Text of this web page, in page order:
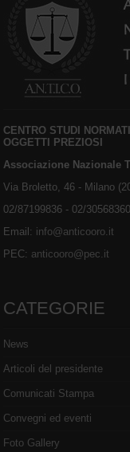
CENTRO STUDI
OGGETTI PREZIOSI
Associazione Nazionale
Via Broletto, 46 - Milano
02/87199836 - 02/30568360
Email: info@anticooro.it
PEC: anticooro@pec.it
CATEGORIE
News
Articoli del presidente
Comunicati Stampa
Convegni ed eventi
Foto Gallery